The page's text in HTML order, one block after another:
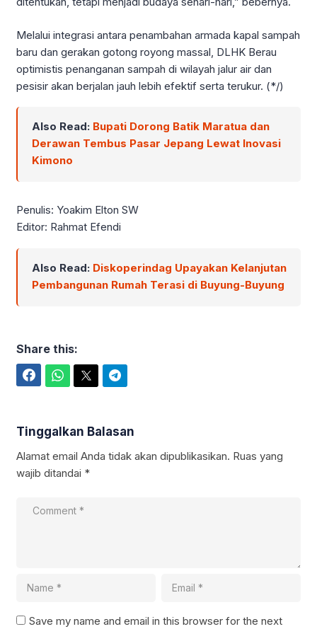
Melalui integrasi antara penambahan armada kapal sampah
baru dan gerakan gotong royong massal, DLHK Berau
optimistis penanganan sampah di wilayah jalur air dan
pesisir akan berjalan jauh lebih efektif serta terukur. (*/)
Also Read: Bupati Dorong Batik Maratua dan
Derawan Tembus Pasar Jepang Lewat Inovasi
Kimono
Penulis: Yoakim Elton SW
Editor: Rahmat Efendi
Also Read: Diskoperindag Upayakan Kelanjutan
Pembangunan Rumah Terasi di Buyung-Buyung
Share this:
Tinggalkan Balasan
Alamat email Anda tidak akan dipublikasikan. Ruas yang
wajib ditandai *
Save my name and email in this browser for the next